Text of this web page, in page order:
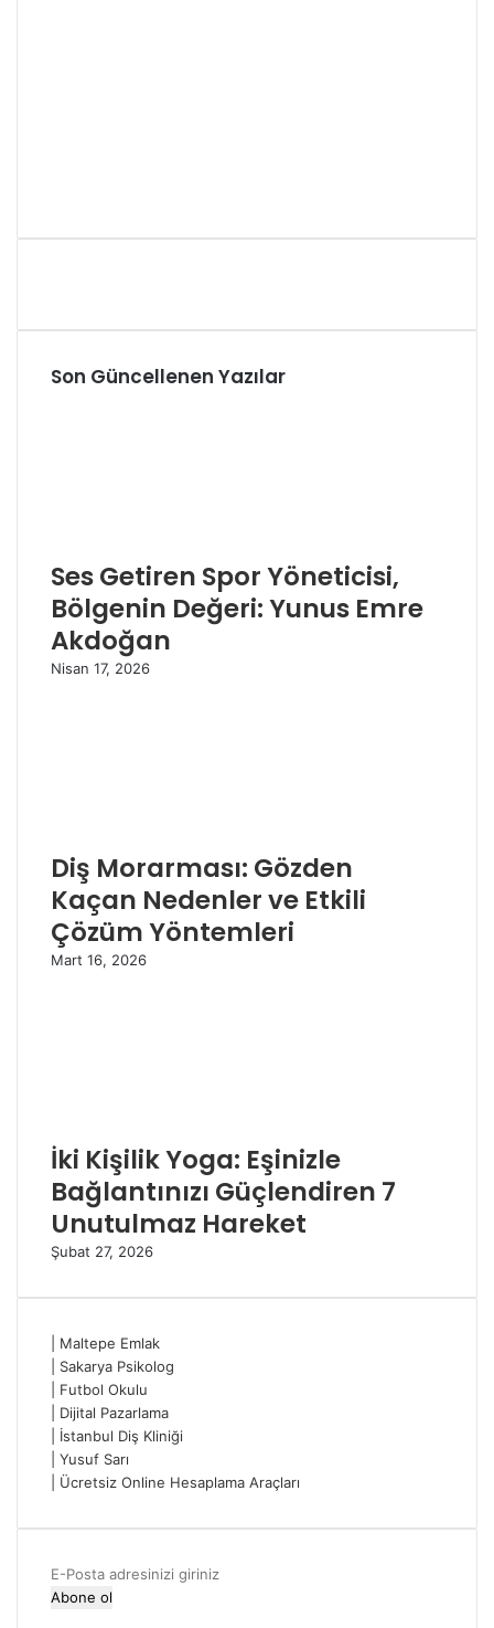
Son Güncellenen Yazılar
Ses Getiren Spor Yöneticisi,
Bölgenin Değeri: Yunus Emre
Akdoğan
Nisan 17, 2026
Diş Morarması: Gözden
Kaçan Nedenler ve Etkili
Çözüm Yöntemleri
Mart 16, 2026
İki Kişilik Yoga: Eşinizle
Bağlantınızı Güçlendiren 7
Unutulmaz Hareket
Şubat 27, 2026
Maltepe Emlak
Sakarya Psikolog
Futbol Okulu
Dijital Pazarlama
İstanbul Diş Kliniği
Yusuf Sarı
Ücretsiz Online Hesaplama Araçları
E-
Posta